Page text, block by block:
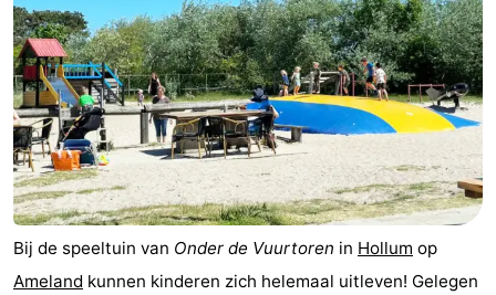
Bij de speeltuin van Onder de Vuurtoren in Hollum op
Ameland kunnen kinderen zich helemaal uitleven! Gelegen